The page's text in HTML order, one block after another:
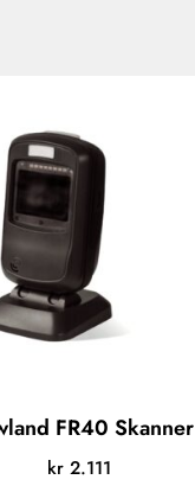
FR40 Skanner
kr2.111